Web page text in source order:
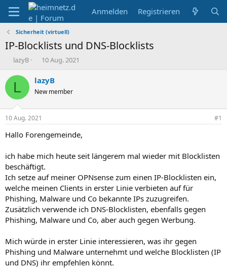
Anmelden Registrieren
Sicherheit (virtuell)
IP-Blocklists und DNS-Blocklists
E
s
e
r
lazyB
E
s
e
t
a
m
10 Aug. 2021
L lazyB
New member
10 Aug. 2021 #1
Hallo Forengemeinde,
ich habe mich heute seit längerem mal wieder mit Blocklisten
beschäftigt.
Ich setze auf meiner OPNsense zum einen IP-Blocklisten ein,
welche meinen Clients in erster Linie verbieten auf für
Phishing, Malware und Co bekannte IPs zuzugreifen.
Zusätzlich verwende ich DNS-Blocklisten, ebenfalls gegen
Phishing, Malware und Co, aber auch gegen Werbung.
Mich würde in erster Linie interessieren, was ihr gegen
Phishing und Malware unternehmt und welche Blocklisten (IP
und DNS) ihr empfehlen könnt.